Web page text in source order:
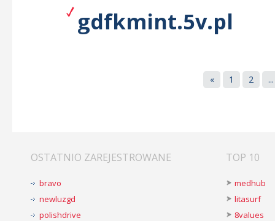
gdfkmint.5v.pl
« 1 2 ...
OSTATNIO ZAREJESTROWANE
bravo
newluzgd
polishdrive
TOP 10
medhub
litasurf
8values